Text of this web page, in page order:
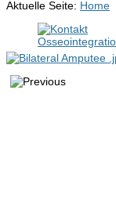
Aktuelle Seite: Home